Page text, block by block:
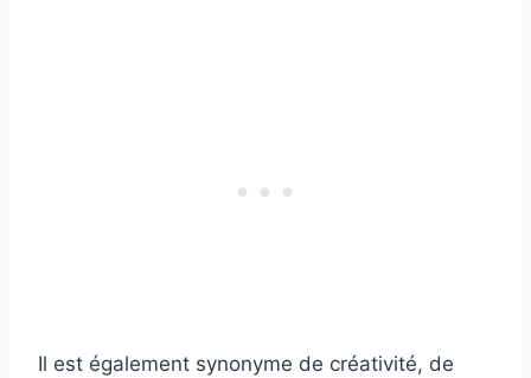
Il est également synonyme de créativité, de